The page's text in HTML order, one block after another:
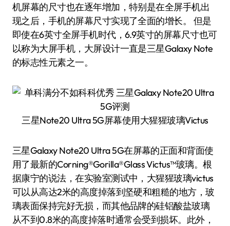
机屏幕的尺寸也在逐年增加，特别是在全屏手机出
现之后，手机的屏幕尺寸实现了全面的增长。 但是
即使在6英寸全屏手机时代，6.9英寸的屏幕尺寸也可
以称为大屏手机，大屏设计一直是三星Galaxy Note
的标志性元素之一。
三星Note20 Ultra 5G屏幕使用大猩猩玻璃Victus
三星Galaxy Note20 Ultra 5G在屏幕的正面和背面使
用了最新的Corning®Gorilla®Glass Victus™玻璃。根
据康宁的说法，在实验室测试中，大猩猩玻璃victus
可以从高达2米的高度掉落到坚硬和粗糙的地方，玻
璃表面保持完好无损，而其他品牌的硅铝酸盐玻璃
从不到0.8米的高度掉落时通常会受到损坏。此外，